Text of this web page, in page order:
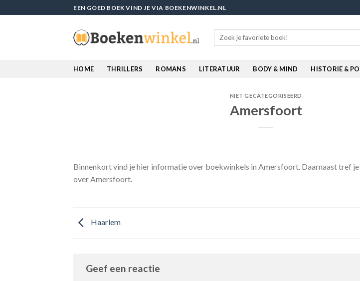
to
EEN GOED BOEK VIND JE VIA BOEKENWINKEL.NL
Search
HOME THRILLERS ROMANS LITERATUUR BODY & MIND HISTORIE &
NIET GECATEGORISEERD
Amersfoort
Binnenkort vind je hier informatie over boekwinkels in Amersfoort. Daarnaast tref
over Amersfoort.
Haarlem
Geef een reactie